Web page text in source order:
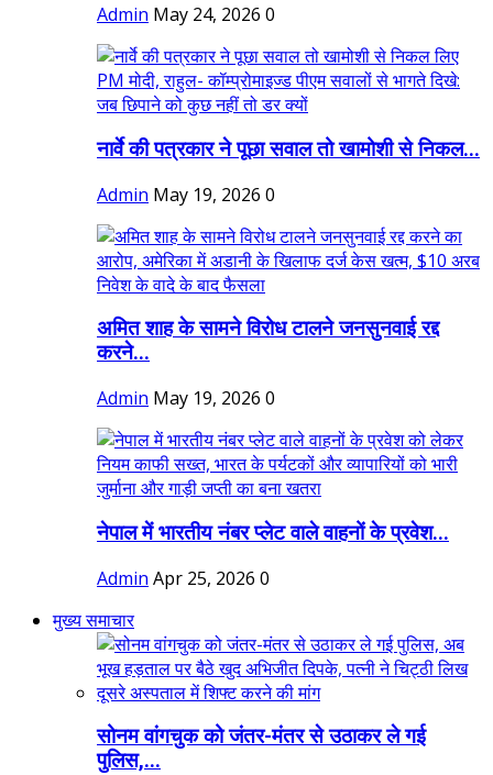
Admin May 24, 2026 0
नार्वे की पत्रकार ने पूछा सवाल तो खामोशी से निकल...
Admin May 19, 2026 0
अमित शाह के सामने विरोध टालने जनसुनवाई रद्द
करने...
Admin May 19, 2026 0
नेपाल में भारतीय नंबर प्लेट वाले वाहनों के प्रवेश...
Admin Apr 25, 2026 0
मुख्य समाचार
सोनम वांगचुक को जंतर-मंतर से उठाकर ले गई
पुलिस,...